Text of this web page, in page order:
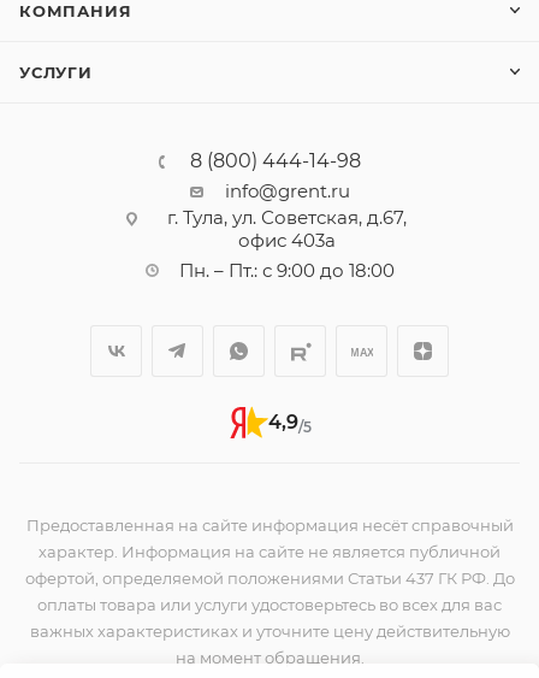
КОМПАНИЯ
УСЛУГИ
8 (800) 444-14-98
info@grent.ru
г. Тула, ул. Советская, д.67,
офис 403а
Пн. – Пт.: с 9:00 до 18:00
4,9/5
Предоставленная на сайте информация несёт справочный
характер. Информация на сайте не является публичной
офертой, определяемой положениями Статьи 437 ГК РФ. До
оплаты товара или услуги удостоверьтесь во всех для вас
важных характеристиках и уточните цену действительную
на момент обращения.